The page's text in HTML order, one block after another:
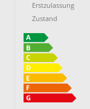
Erstzulassung
Zustand